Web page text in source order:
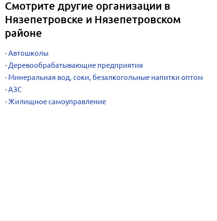
Смотрите другие организации в
Нязепетровске и Нязепетровском
районе
Автошколы
Деревообрабатывающие предприятия
Минеральная вод, соки, безалкогольные напитки оптом
АЗС
Жилищное самоуправление